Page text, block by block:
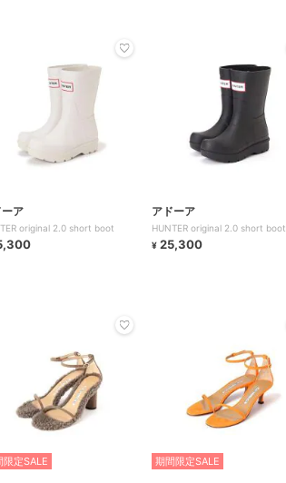
ア
original 2.0 short boot
アドーア
HUNTER original 2.0 short boot
¥ 25,300
限定SALE 期間限定SALE